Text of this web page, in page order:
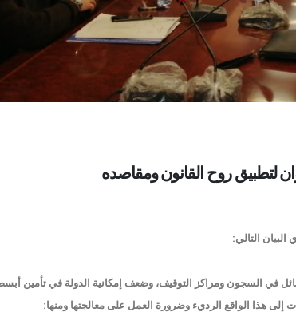
لتطبيق روح القانون ومقاصده
التالي:
في السجون ومراكز التوقيف، وضعف إمكانية الدولة في تأمين
هذا الواقع الرديء وضرورة العمل على معالجتها ومنها: